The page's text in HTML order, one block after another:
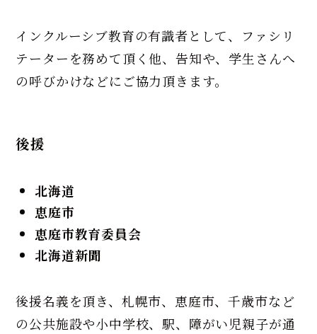
インクルーシブ教育の有識者として、ファシリ
テーターを務めて頂く他、告知や、学生さんへ
の呼びかけなどにご協力頂きます。
後援
北海道
恵庭市
恵庭市教育委員会
北海道新聞
後援名義を頂き、札幌市、恵庭市、千歳市など
の公共施設や小中学校、駅、障がい児親子が通